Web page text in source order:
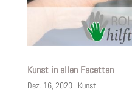
Kunst in allen Facetten
Dez. 16, 2020| Kunst